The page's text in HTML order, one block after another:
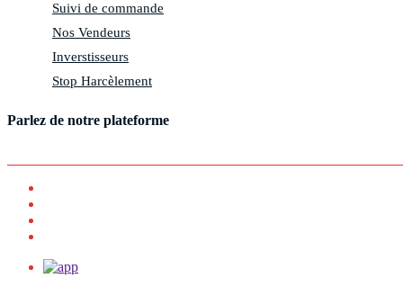
Suivi de commande
Nos Vendeurs
Inverstisseurs
Stop Harcèlement
Parlez de notre plateforme